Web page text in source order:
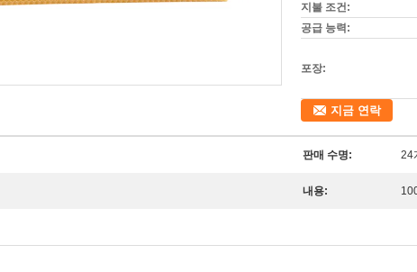
지불 조건:
공급 능력:
포장:
지금 연락
판매 수명: 24
내용: